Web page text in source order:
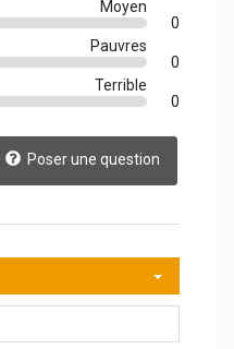
Moyen
0
Pauvres
0
Terrible
0
Poser une question